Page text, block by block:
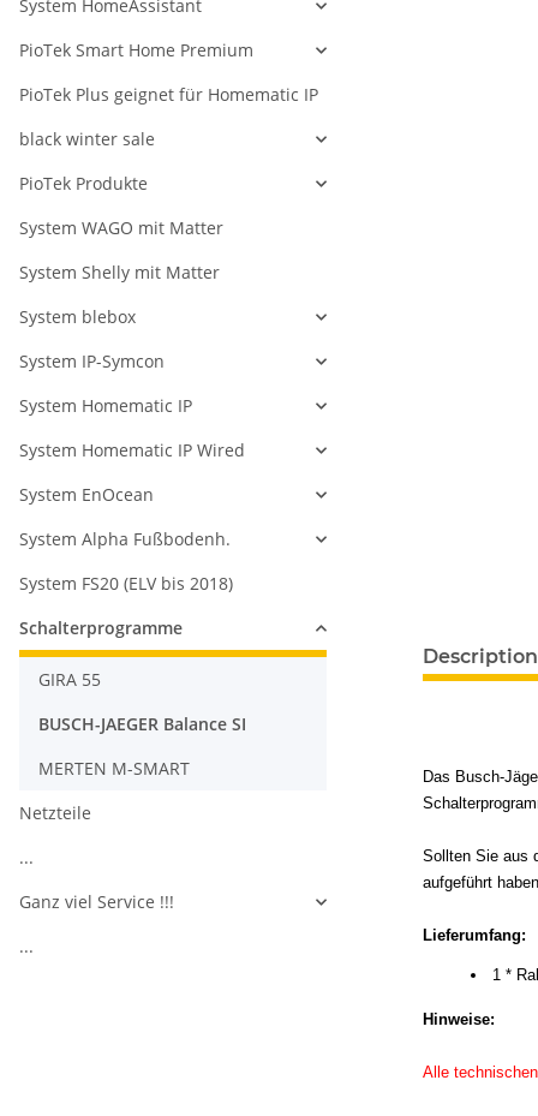
Description
Das Busch-
Sollten Sie aus
aufgeführt
Lieferumfang:
1 *
Hinweise:
Alle
System HomeAssistant
PioTek Smart Home Premium
PioTek Plus geignet für Homematic IP
black winter sale
PioTek Produkte
System WAGO mit Matter
System Shelly mit Matter
System blebox
System IP-Symcon
System Homematic IP
System Homematic IP Wired
System EnOcean
System Alpha Fußbodenh.
System FS20 (ELV bis 2018)
Schalterprogramme
GIRA 55
BUSCH-JAEGER Balance SI
MERTEN M-SMART
Netzteile
...
Ganz viel Service !!!
...